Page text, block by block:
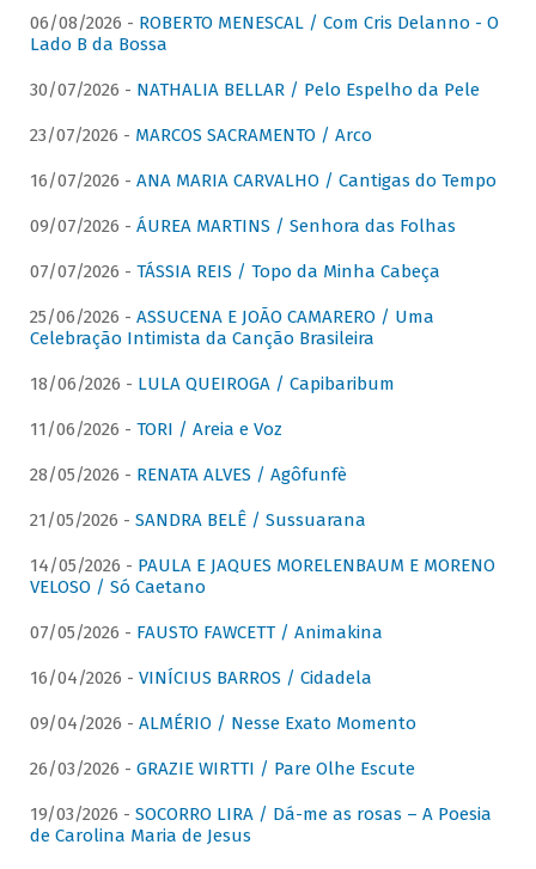
06/08/2026 - ROBERTO MENESCAL / Com Cris Delanno - O
Lado B da Bossa
30/07/2026 - NATHALIA BELLAR / Pelo Espelho da Pele
23/07/2026 - MARCOS SACRAMENTO / Arco
16/07/2026 - ANA MARIA CARVALHO / Cantigas do Tempo
09/07/2026 - ÁUREA MARTINS / Senhora das Folhas
07/07/2026 - TÁSSIA REIS / Topo da Minha Cabeça
25/06/2026 - ASSUCENA E JOÃO CAMARERO / Uma
Celebração Intimista da Canção Brasileira
18/06/2026 - LULA QUEIROGA / Capibaribum
11/06/2026 - TORI / Areia e Voz
28/05/2026 - RENATA ALVES / Agôfunfè
21/05/2026 - SANDRA BELÊ / Sussuarana
14/05/2026 - PAULA E JAQUES MORELENBAUM E MORENO
VELOSO / Só Caetano
07/05/2026 - FAUSTO FAWCETT / Animakina
16/04/2026 - VINÍCIUS BARROS / Cidadela
09/04/2026 - ALMÉRIO / Nesse Exato Momento
26/03/2026 - GRAZIE WIRTTI / Pare Olhe Escute
19/03/2026 - SOCORRO LIRA / Dá-me as rosas – A Poesia
de Carolina Maria de Jesus